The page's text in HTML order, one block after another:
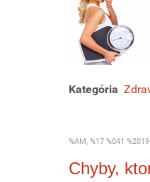
Kategória
%AM, %17 %041
Chyby,